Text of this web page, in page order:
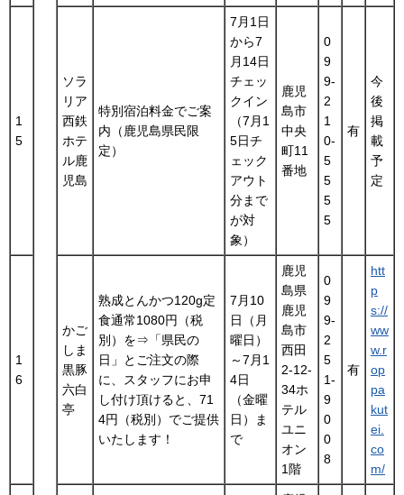
1
5
ソラ
リア
西鉄
ホテ
ル鹿
児島
特別宿泊料金でご案
内（鹿児島県民限
定）
7月1日
から7
月14日
チェッ
クイン
（7月1
5日チ
ェック
アウト
分まで
が対
象）
鹿児
島市
中央
町11
番地
0
9
9-
2
1
0-
5
5
5
5
有
今
後
掲
載
予
定
1
6
かご
しま
黒豚
六白
亭
熟成とんかつ120g定
食通常1080円（税
別）を⇒「県民の
日」とご注文の際
に、スタッフにお申
し付け頂けると、71
4円（税別）でご提供
いたします！
7月10
日（月
曜日）
～7月1
4日
（金曜
日）ま
で
鹿児
島県
鹿児
島市
西田
2-12-
34ホ
テル
ユニ
オン
1階
0
9
9-
2
5
1-
9
0
0
8
有
htt
p
s://
ww
w.r
op
pa
kut
ei.
co
m/